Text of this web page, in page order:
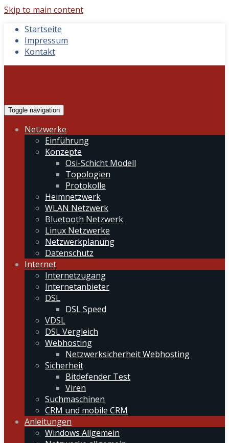
Skip to main content
Startseite
Impressum
Kontakt
Toggle navigation
Netzwerke
Einführung
Konzepte
Osi-Schicht Modell
Topologien
Protokolle
Heimnetzwerk
WLAN Netzwerk
Bluetooth Netzwerk
Linux Netzwerke
Netzwerkplanung
Datenschutz
Internet
Internetzugang
Internetanbieter
DSL
DSL Speed
VDSL
DSL Vergleich
Webhosting
Netzwerksicherheit Webhosting
Sicherheit
Bitdefender Test
Viren
Suchmaschinen
CRM und mobile CRM
Anleitungen
Windows Allgemein